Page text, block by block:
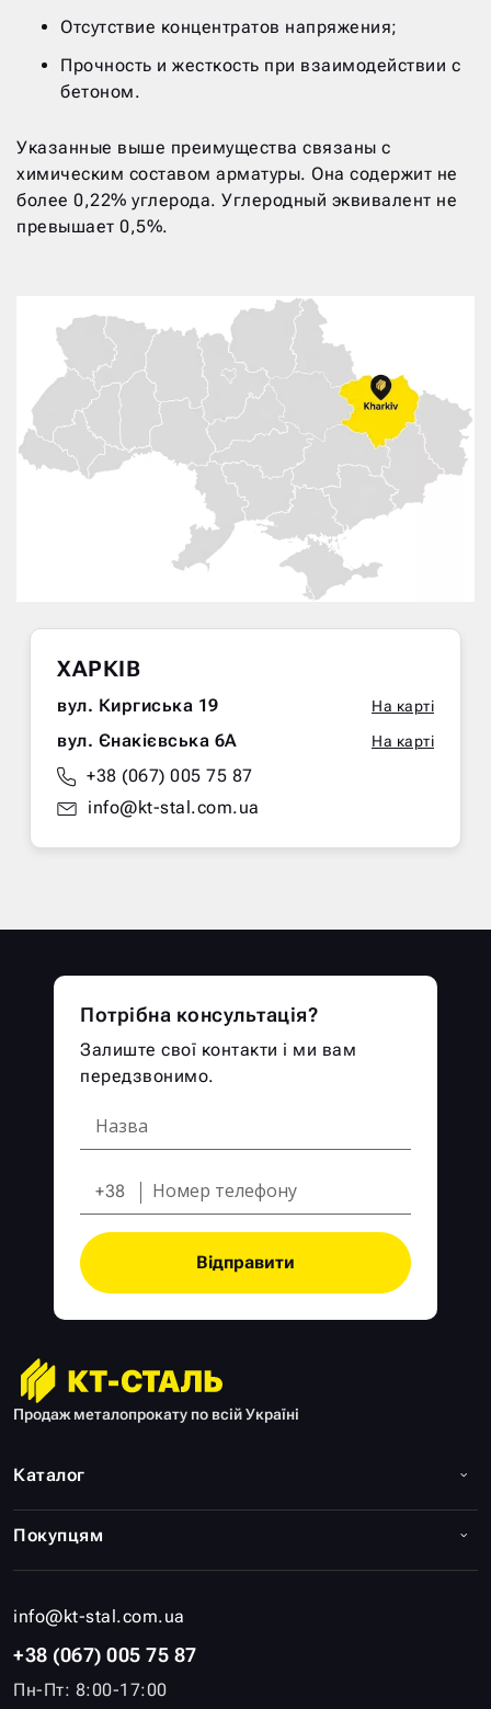
Отсутствие концентратов напряжения;
Прочность и жесткость при взаимодействии с
бетоном.
Указанные выше преимущества связаны с
химическим составом арматуры. Она содержит не
более 0,22% углерода. Углеродный эквивалент не
превышает 0,5%.
ХАРКІВ
вул. Киргиська 19 На карті
вул. Єнакієвська 6А На карті
+38 (067) 005 75 87
info@kt-stal.com.ua
Продаж металопрокату по всій Україні
info@kt-stal.com.ua
+38 (067) 005 75 87
Пн-Пт: 8:00-17:00
Каталог
Покупцям
Потрібна консультація?
Залиште свої контакти і ми вам
передзвонимо.
+38
Відправити